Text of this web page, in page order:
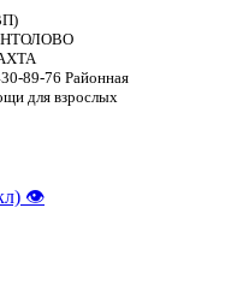
89-76 Районная
для взрослых
👁